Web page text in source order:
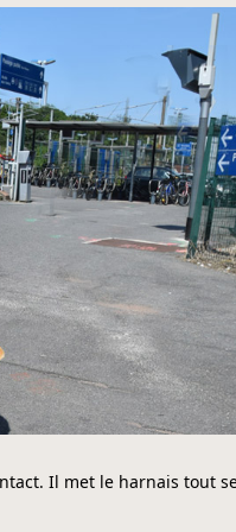
Il met le harnais tout